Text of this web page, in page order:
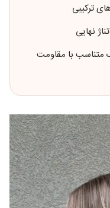
ترکیبی
نهایی
متناسب با مقاومت